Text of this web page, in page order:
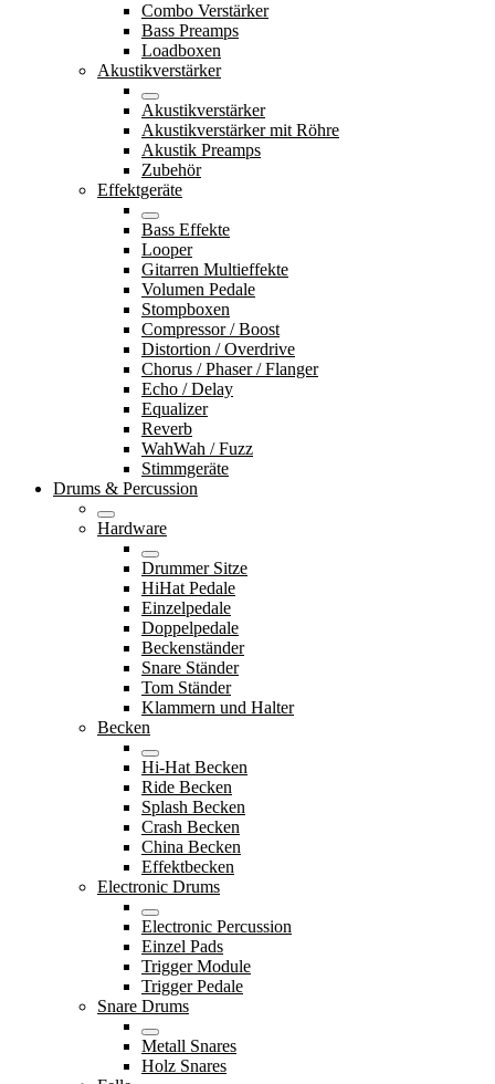
Combo Verstärker
Bass Preamps
Loadboxen
Akustikverstärker
Akustikverstärker
Akustikverstärker mit Röhre
Akustik Preamps
Zubehör
Effektgeräte
Bass Effekte
Looper
Gitarren Multieffekte
Volumen Pedale
Stompboxen
Compressor / Boost
Distortion / Overdrive
Chorus / Phaser / Flanger
Echo / Delay
Equalizer
Reverb
WahWah / Fuzz
Stimmgeräte
Drums & Percussion
Hardware
Drummer Sitze
HiHat Pedale
Einzelpedale
Doppelpedale
Beckenständer
Snare Ständer
Tom Ständer
Klammern und Halter
Becken
Hi-Hat Becken
Ride Becken
Splash Becken
Crash Becken
China Becken
Effektbecken
Electronic Drums
Electronic Percussion
Einzel Pads
Trigger Module
Trigger Pedale
Snare Drums
Metall Snares
Holz Snares